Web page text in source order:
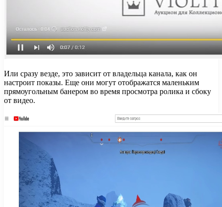
Или сразу везде, это зависит от владельца канала, как он
настроит показы. Еще они могут отображатся маленьким
прямоугольным банером во время просмотра ролика и сбоку
от видео.